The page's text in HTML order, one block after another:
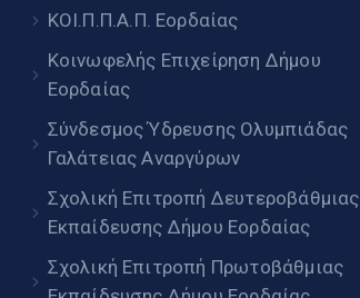
ΚΟΙ.Π.Π.Α.Π. Εορδαίας
Κοινωφελής Επιχείρηση Δήμου
Εορδαίας
Σύνδεσμος Ύδρευσης Ολυμπιάδας
Γαλάτειας Αναργύρων
Σχολική Επιτροπή Δευτεροβάθμιας
Εκπαίδευσης Δήμου Εορδαίας
Σχολική Επιτροπή Πρωτοβάθμιας